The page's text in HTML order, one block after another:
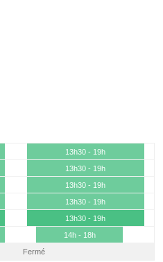
13h30 - 19h
13h30 - 19h
13h30 - 19h
13h30 - 19h
13h30 - 19h
14h - 18h
Fermé